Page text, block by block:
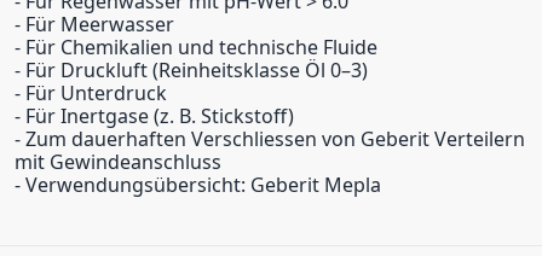
- Für Meerwasser
- Für Chemikalien und technische Fluide
- Für Druckluft (Reinheitsklasse Öl 0–3)
- Für Unterdruck
- Für Inertgase (z. B. Stickstoff)
- Zum dauerhaften Verschliessen von Geberit Verteilern
mit Gewindeanschluss
- Verwendungsübersicht: Geberit Mepla